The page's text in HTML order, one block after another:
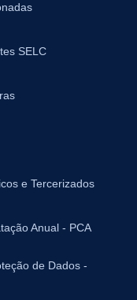
SELC
e Tercerizados
Anual - PCA
de Dados -